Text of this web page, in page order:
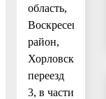
область,
Воскресенский
район,
Хорловский
переезд
3, в части